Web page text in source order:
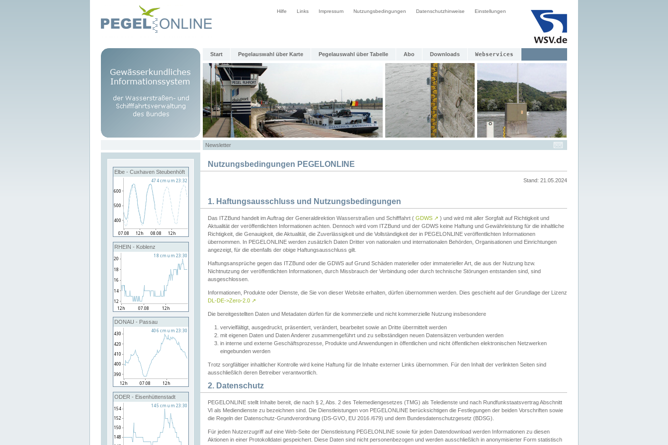
Hilfe Links Impressum Nutzungsbedingungen Datenschutzhinweise Einstellungen
Start Pegelauswahl über Karte Pegelauswahl über Tabelle Abo Downloads Webservices
Newsletter
Elbe - Cuxhaven Steubenhöft
RHEIN - Koblenz
DONAU - Passau
ODER - Eisenhüttenstadt
Nutzungsbedingungen PEGELONLINE
Stand: 21.05.2024
1. Haftungsausschluss und Nutzungsbedingungen
Das ITZBund handelt im Auftrag der Generaldirektion Wasserstraßen und Schifffahrt ( GDWS ↗ ) und wird mit aller Sorgfalt auf Richtigkeit und
Aktualität der veröffentlichten Informationen achten. Dennoch wird vom ITZBund und der GDWS keine Haftung und Gewährleistung für die inhaltliche
Richtigkeit, die Genauigkeit, die Aktualität, die Zuverlässigkeit und die Vollständigkeit der in PEGELONLINE veröffentlichten Informationen
übernommen. In PEGELONLINE werden zusätzlich Daten Dritter von nationalen und internationalen Behörden, Organisationen und Einrichtungen
angezeigt, für die ebenfalls der obige Haftungsausschluss gilt.
Haftungsansprüche gegen das ITZBund oder die GDWS auf Grund Schäden materieller oder immaterieller Art, die aus der Nutzung bzw.
Nichtnutzung der veröffentlichten Informationen, durch Missbrauch der Verbindung oder durch technische Störungen entstanden sind, sind
ausgeschlossen.
Informationen, Produkte oder Dienste, die Sie von dieser Website erhalten, dürfen übernommen werden. Dies geschieht auf der Grundlage der Lizenz
DL-DE->Zero-2.0 ↗
Die bereitgestellten Daten und Metadaten dürfen für die kommerzielle und nicht kommerzielle Nutzung insbesondere
vervielfältigt, ausgedruckt, präsentiert, verändert, bearbeitet sowie an Dritte übermittelt werden
mit eigenen Daten und Daten Anderer zusammengeführt und zu selbständigen neuen Datensätzen verbunden werden
in interne und externe Geschäftsprozesse, Produkte und Anwendungen in öffentlichen und nicht öffentlichen elektronischen Netzwerken
eingebunden werden
Trotz sorgfältiger inhaltlicher Kontrolle wird keine Haftung für die Inhalte externer Links übernommen. Für den Inhalt der verlinkten Seiten sind
ausschließlich deren Betreiber verantwortlich.
2. Datenschutz
PEGELONLINE stellt Inhalte bereit, die nach § 2, Abs. 2 des Telemediengesetzes (TMG) als Teledienste und nach Rundfunkstaatsvertrag Abschnitt
VI als Mediendienste zu bezeichnen sind. Die Dienstleistungen von PEGELONLINE berücksichtigen die Festlegungen der beiden Vorschriften sowie
die Regeln der Datenschutz-Grundverordnung (DS-GVO, EU 2016 /679) und dem Bundesdatenschutzgesetz (BDSG).
Für jeden Nutzerzugriff auf eine Web-Seite der Dienstleistung PEGELONLINE sowie für jeden Datendownload werden Informationen zu diesen
Aktionen in einer Protokolldatei gespeichert. Diese Daten sind nicht personenbezogen und werden ausschließlich in anonymisierter Form statistisch